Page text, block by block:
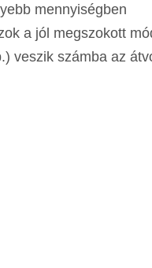
mennyiségben
a jól megszokott
veszik számba az